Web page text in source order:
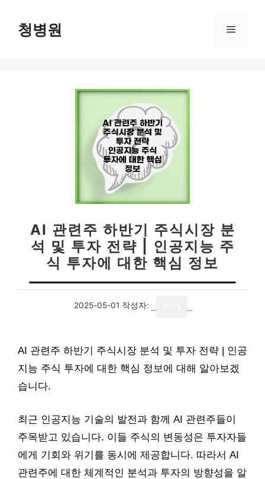
청병원 메
AI 관련주 하반기 주식시장 분
석 및 투자 전략 | 인공지능 주
식 투자에 대한 핵심 정보
2025-05-01 작성자:
AI 관련주 하반기 주식시장 분석 및 투자 전략 | 인공
지능 주식 투자에 대한 핵심 정보에 대해 알아보겠
습니다.
최근 인공지능 기술의 발전과 함께 AI 관련주들이
주목받고 있습니다. 이들 주식의 변동성은 투자자들
에게 기회와 위기를 동시에 제공합니다. 따라서 AI
관련주에 대한 체계적인 분석과 투자의 방향성을 알